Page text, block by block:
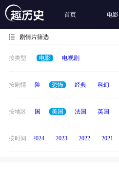
首页 电影
剧情片筛选
按类型 电影 电视剧
按剧情
爱情 冒险 恐怖 经典 科幻
按地区
全部 中国 美国 法国 英国
按时间
2025 2024 2023 2022 2021